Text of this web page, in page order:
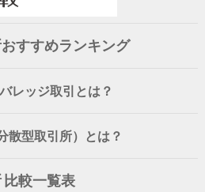
すすめランキング
レッジ取引とは？
散型取引所）とは？
比較一覧表